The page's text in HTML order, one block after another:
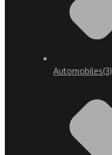
Automobiles(3)